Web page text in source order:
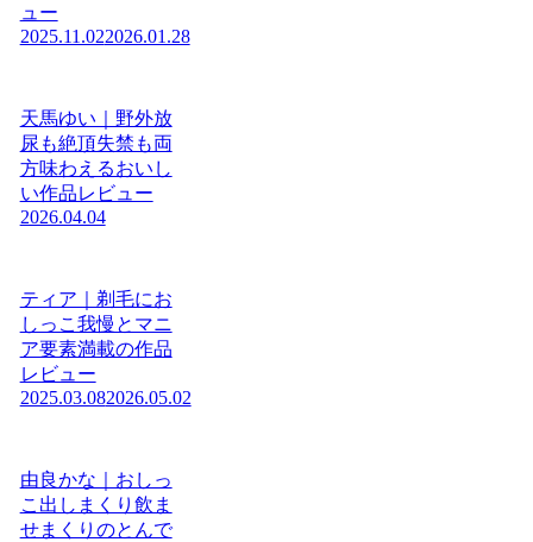
ュー
2025.11.022026.01.28
天馬ゆい｜野外放
尿も絶頂失禁も両
方味わえるおいし
い作品レビュー
2026.04.04
ティア｜剃毛にお
しっこ我慢とマニ
ア要素満載の作品
レビュー
2025.03.082026.05.02
由良かな｜おしっ
こ出しまくり飲ま
せまくりのとんで